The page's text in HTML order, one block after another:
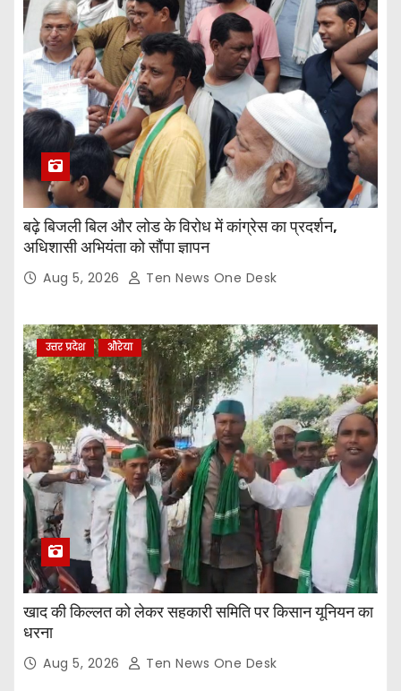
बढ़े बिजली बिल और लोड के विरोध में कांग्रेस का प्रदर्शन,
अधिशासी अभियंता को सौंपा ज्ञापन
Aug 5, 2026 Ten News One Desk
उत्तर प्रदेश औरेया
खाद की किल्लत को लेकर सहकारी समिति पर किसान यूनियन का
धरना
Aug 5, 2026 Ten News One Desk